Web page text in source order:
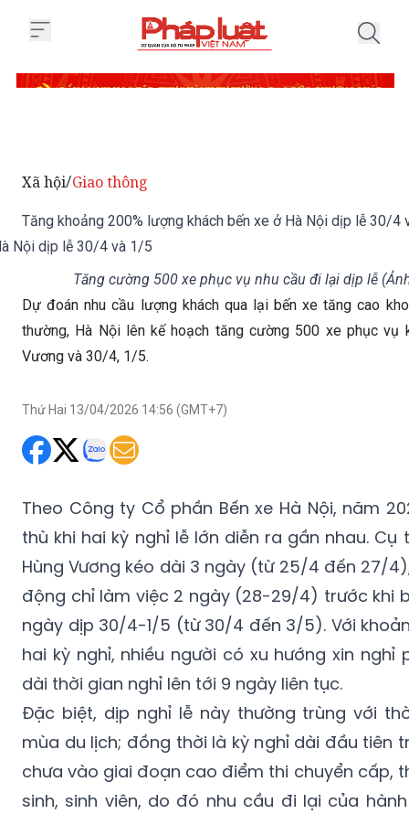
Xã hội/Giao thông
Tăng khoảng 200% lượng khách bến xe ở Hà Nội dịp lễ 30/4
Tăng cường 500 xe phục vụ nhu cầu đi lại dịp lễ
Dự đoán nhu cầu lượng khách qua lại bến xe tăng cao
thường, Hà Nội lên kế hoạch tăng cường 500 xe phục vụ
Vương và 30/4, 1/5.
Thứ Hai 13/04/2026 14:56 (GMT+7)
Theo Công ty Cổ phần Bến xe Hà Nội, năm
thù khi hai kỳ nghỉ lễ lớn diễn ra gần nhau. Cụ
Hùng Vương kéo dài 3 ngày (từ 25/4 đến 27/
động chỉ làm việc 2 ngày (28-29/4) trước khi
ngày dịp 30/4-1/5 (từ 30/4 đến 3/5). Với
hai kỳ nghỉ, nhiều người có xu hướng xin nghỉ
dài thời gian nghỉ lên tới 9 ngày liên tục.
Đặc biệt, dịp nghỉ lễ này thường trùng với
mùa du lịch; đồng thời là kỳ nghỉ dài đầu tiên
chưa vào giai đoạn cao điểm thi chuyển cấp,
sinh, sinh viên, do đó nhu cầu đi lại của